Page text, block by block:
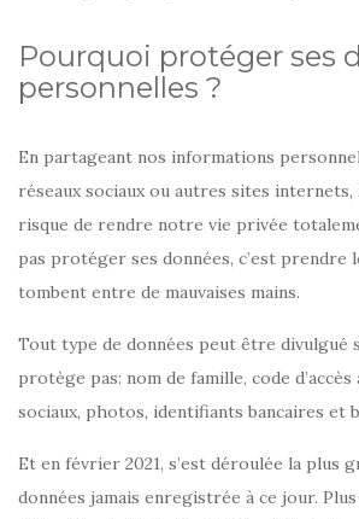
Pourquoi protéger ses
personnelles ?
En partageant nos informations
réseaux sociaux ou autres sites
risque de rendre notre vie privée
pas protéger ses données, c’est prendre
tombent entre de mauvaises mains.
Tout type de données peut être divulgué
protège pas: nom de famille, code d’accès
sociaux, photos, identifiants bancaires et
Et en février 2021, s’est déroulée la plus
données jamais enregistrée à ce jour.